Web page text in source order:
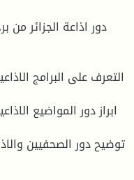
دور اذاعة الجزائر